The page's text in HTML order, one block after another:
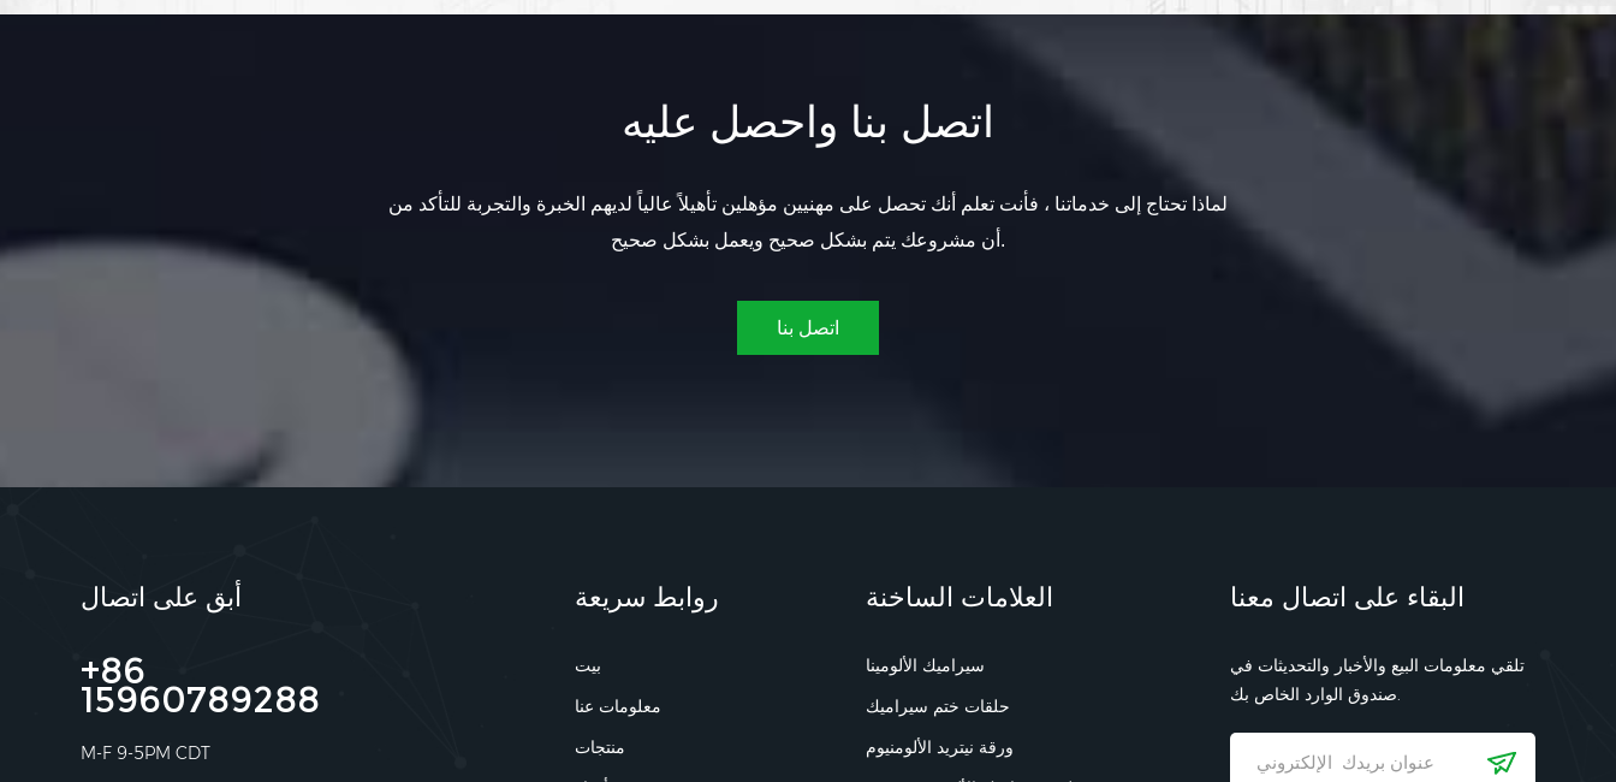
اتصل بنا واحصل عليه
لماذا تحتاج إلى خدماتنا ، فأنت تعلم أنك تحصل على مهنيين مؤهلين تأهيلاً عالياً لديهم الخبرة والتجربة للتأكد من
أن مشروعك يتم بشكل صحيح ويعمل بشكل صحيح.
اتصل بنا
أبق على اتصال
+86
15960789288
M-F 9-5PM CDT
روابط سريعة
بيت
معلومات عنا
منتجات
العلامات الساخنة
سيراميك الألومينا
حلقات ختم سيراميك
ورقة نيتريد الألومنيوم
البقاء على اتصال معنا
تلقي معلومات البيع والأخبار والتحديثات في
صندوق الوارد الخاص بك.